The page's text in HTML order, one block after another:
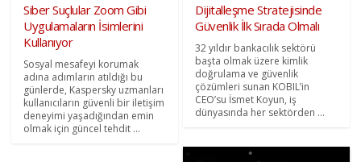
Siber Suçlular Zoom Gibi
Uygulamaların İsimlerini
Kullanıyor
Sosyal mesafeyi korumak
adına adımların atıldığı bu
günlerde, Kaspersky uzmanları
kullanıcıların güvenli bir iletişim
deneyimi yaşadığından emin
olmak için güncel tehdit ...
Dijitalleşme Stratejisinde
Güvenlik İlk Sırada Olmalı
32 yıldır bankacılık sektörü
başta olmak üzere kimlik
doğrulama ve güvenlik
çözümleri sunan KOBIL’in
CEO’su İsmet Koyun, iş
dünyasında her sektörden ...